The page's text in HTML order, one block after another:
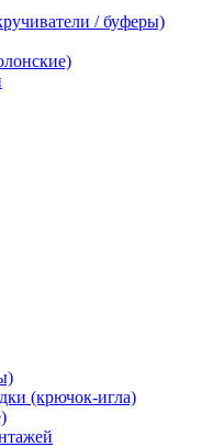
/ буферы)
(крючок-игла)